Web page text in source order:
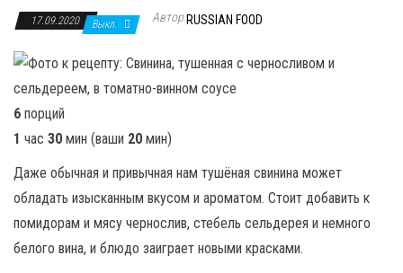
17.09.2020 Выкл. Автор RUSSIAN FOOD
6 порций
1 час 30 мин (ваши 20 мин)
Даже обычная и привычная нам тушёная свинина может
обладать изысканным вкусом и ароматом. Стоит добавить к
помидорам и мясу чернослив, стебель сельдерея и немного
белого вина, и блюдо заиграет новыми красками.